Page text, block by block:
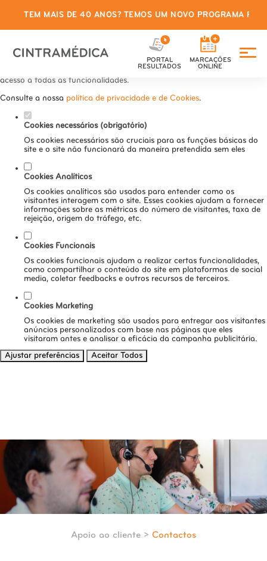
Defina as suas preferências de
cookies para este website.
Este website utiliza cookies estritamente necessários, analíticos e
acesso a todas as funcionalidades.
Consulte a nossa política de privacidade e de Cookies.
Cookies necessários (obrigatório)
Os cookies necessários são cruciais para as funções básicas do
site e o site não funcionará da maneira pretendida sem eles
Cookies Analíticos
Os cookies analíticos são usados para entender como os
visitantes interagem com o site. Esses cookies ajudam a fornecer
informações sobre as métricas do número de visitantes, taxa de
rejeição, origem do tráfego, etc.
Cookies Funcionais
Os cookies funcionais ajudam a realizar certas funcionalidades,
como compartilhar o conteúdo do site em plataformas de social
media, coletar feedbacks e outros recursos de terceiros.
Cookies Marketing
Os cookies de marketing são usados para entregar aos visitantes
anúncios personalizados com base nas páginas que eles
visitaram antes e analisar a eficácia da campanha publicitária.
Ajustar preferências
Aceitar Todos
TEM MAIS DE 40 ANOS? TEMOS UM NOVO PROGRAMA
PORTAL
RESULTADOS
MARCAÇÕES
ONLINE
Apoio ao cliente > Contactos